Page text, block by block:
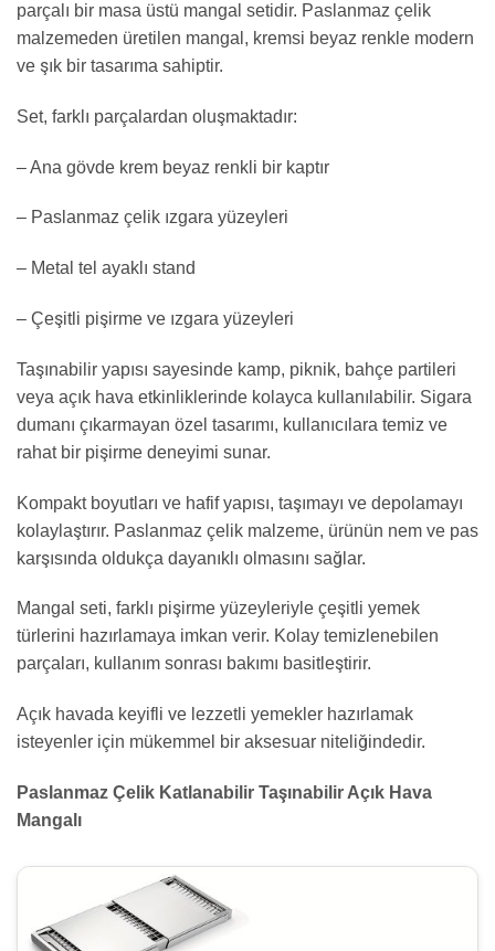
parçalı bir masa üstü mangal setidir. Paslanmaz çelik
malzemeden üretilen mangal, kremsi beyaz renkle modern
ve şık bir tasarıma sahiptir.
Set, farklı parçalardan oluşmaktadır:
– Ana gövde krem beyaz renkli bir kaptır
– Paslanmaz çelik ızgara yüzeyleri
– Metal tel ayaklı stand
– Çeşitli pişirme ve ızgara yüzeyleri
Taşınabilir yapısı sayesinde kamp, piknik, bahçe partileri
veya açık hava etkinliklerinde kolayca kullanılabilir. Sigara
dumanı çıkarmayan özel tasarımı, kullanıcılara temiz ve
rahat bir pişirme deneyimi sunar.
Kompakt boyutları ve hafif yapısı, taşımayı ve depolamayı
kolaylaştırır. Paslanmaz çelik malzeme, ürünün nem ve pas
karşısında oldukça dayanıklı olmasını sağlar.
Mangal seti, farklı pişirme yüzeyleriyle çeşitli yemek
türlerini hazırlamaya imkan verir. Kolay temizlenebilen
parçaları, kullanım sonrası bakımı basitleştirir.
Açık havada keyifli ve lezzetli yemekler hazırlamak
isteyenler için mükemmel bir aksesuar niteliğindedir.
Paslanmaz Çelik Katlanabilir Taşınabilir Açık Hava
Mangalı